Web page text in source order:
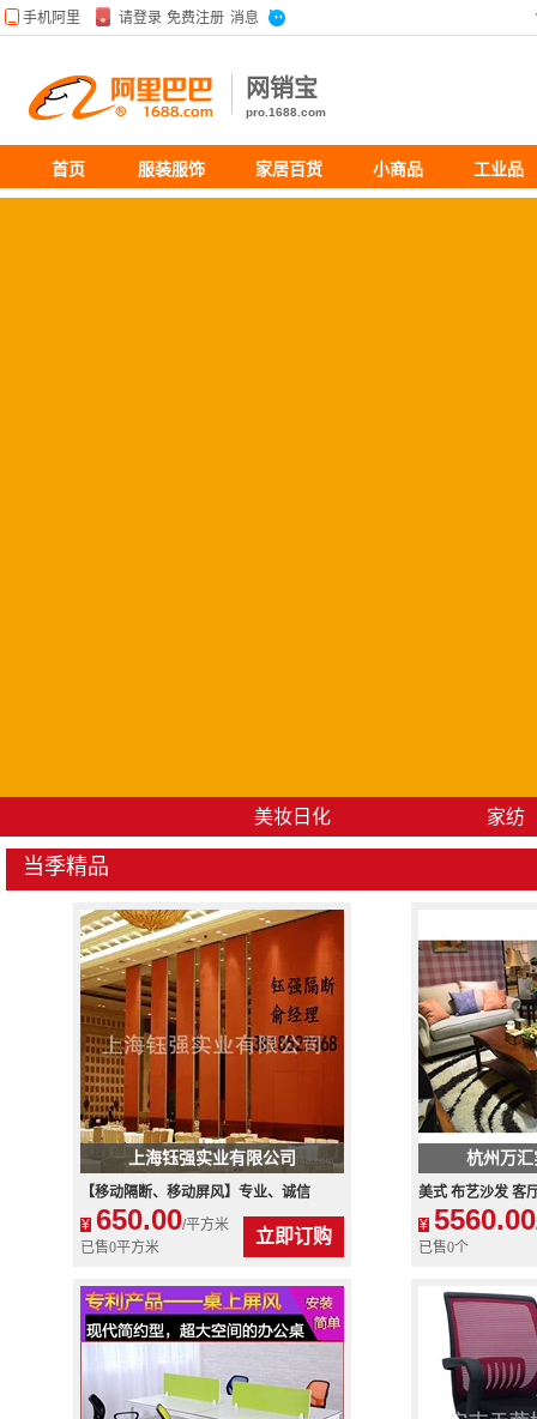
网销宝
pro.1688.com
首页 服装服饰 家居百货 小商品 工业品
美妆日化 家纺
当季精品
上海钰强实业有限公司
【移动隔断、移动屏风】专业、诚信
¥ 650.00/平方米
已售0平方米
立即订购
杭州万
美式 布艺沙发 客
销 A04
¥ 5560.00
已售0个